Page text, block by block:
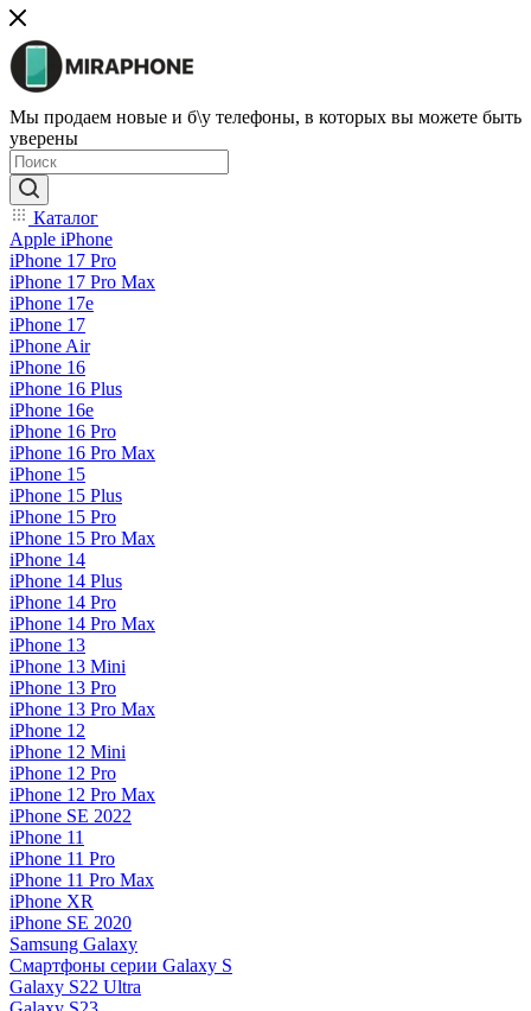
Мы продаем новые и б\у телефоны, в которых вы можете быть
уверены
Каталог
Apple iPhone
iPhone 17 Pro
iPhone 17 Pro Max
iPhone 17e
iPhone 17
iPhone Air
iPhone 16
iPhone 16 Plus
iPhone 16e
iPhone 16 Pro
iPhone 16 Pro Max
iPhone 15
iPhone 15 Plus
iPhone 15 Pro
iPhone 15 Pro Max
iPhone 14
iPhone 14 Plus
iPhone 14 Pro
iPhone 14 Pro Max
iPhone 13
iPhone 13 Mini
iPhone 13 Pro
iPhone 13 Pro Max
iPhone 12
iPhone 12 Mini
iPhone 12 Pro
iPhone 12 Pro Max
iPhone SE 2022
iPhone 11
iPhone 11 Pro
iPhone 11 Pro Max
iPhone XR
iPhone SE 2020
Samsung Galaxy
Смартфоны серии Galaxy S
Galaxy S22 Ultra